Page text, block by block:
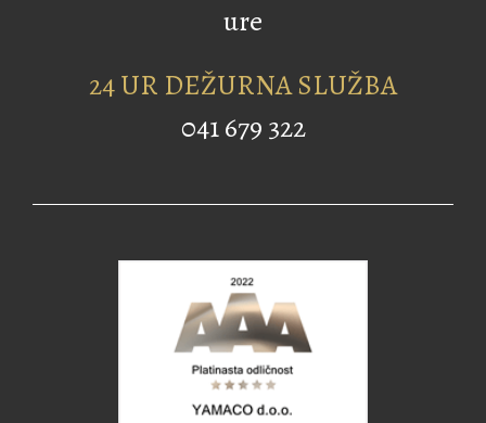
ure
24 UR DEŽURNA SLUŽBA
041 679 322